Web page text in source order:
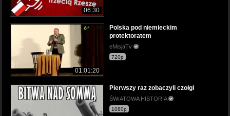
06:30
01:01:20
Polska pod niemieckim
protektoratem
eMisjaTv
720p
Pierwszy raz zobaczyli czołgi
ŚWIATOWA HISTORIA
1080p